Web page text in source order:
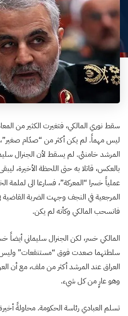
سقط نوري المالكي، فتغيرت الكثير من
ليس مهماً. لم يكن أكثر من “صدّام صغير”،
المرشد خامنئي. لم يسقط لأن الجنرال
بالعكس، قاتلا به حتى اللحظة الأخيرة،
عملياً خسرا “المعركة”، فسارعا الى لملمة
المرجعية في النجف وجهت الضربة القاضية
فانسحب المالكي وكأنه لم يكن.
المالكي خسر، لكن الجنرال سليماني أيضاً
سلطتهما صعدت فوق “مستنقعات”
العراق عند المرشد أكثر من ملف، مع أن
وهو عارٍ من كل شيء.
تسلم العبادي رئاسة الحكومة. محاولةً